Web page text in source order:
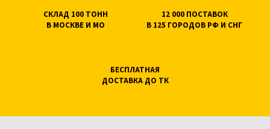
СКЛАД 100 ТОНН
В МОСКВЕ И МО
12 000 ПОСТАВОК
В 125 ГОРОДОВ РФ И СНГ
БЕСПЛАТНАЯ
ДОСТАВКА ДО ТК